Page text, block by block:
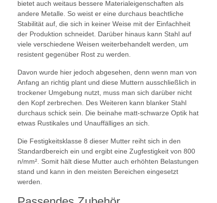
bietet auch weitaus bessere Materialeigenschaften als
andere Metalle. So weist er eine durchaus beachtliche
Stabilität auf, die sich in keiner Weise mit der Einfachheit
der Produktion schneidet. Darüber hinaus kann Stahl auf
viele verschiedene Weisen weiterbehandelt werden, um
resistent gegenüber Rost zu werden.
Davon wurde hier jedoch abgesehen, denn wenn man von
Anfang an richtig plant und diese Muttern ausschließlich in
trockener Umgebung nutzt, muss man sich darüber nicht
den Kopf zerbrechen. Des Weiteren kann blanker Stahl
durchaus schick sein. Die beinahe matt-schwarze Optik hat
etwas Rustikales und Unauffälliges an sich.
Die Festigkeitsklasse 8 dieser Mutter reiht sich in den
Standardbereich ein und ergibt eine Zugfestigkeit von 800
n/mm². Somit hält diese Mutter auch erhöhten Belastungen
stand und kann in den meisten Bereichen eingesetzt
werden.